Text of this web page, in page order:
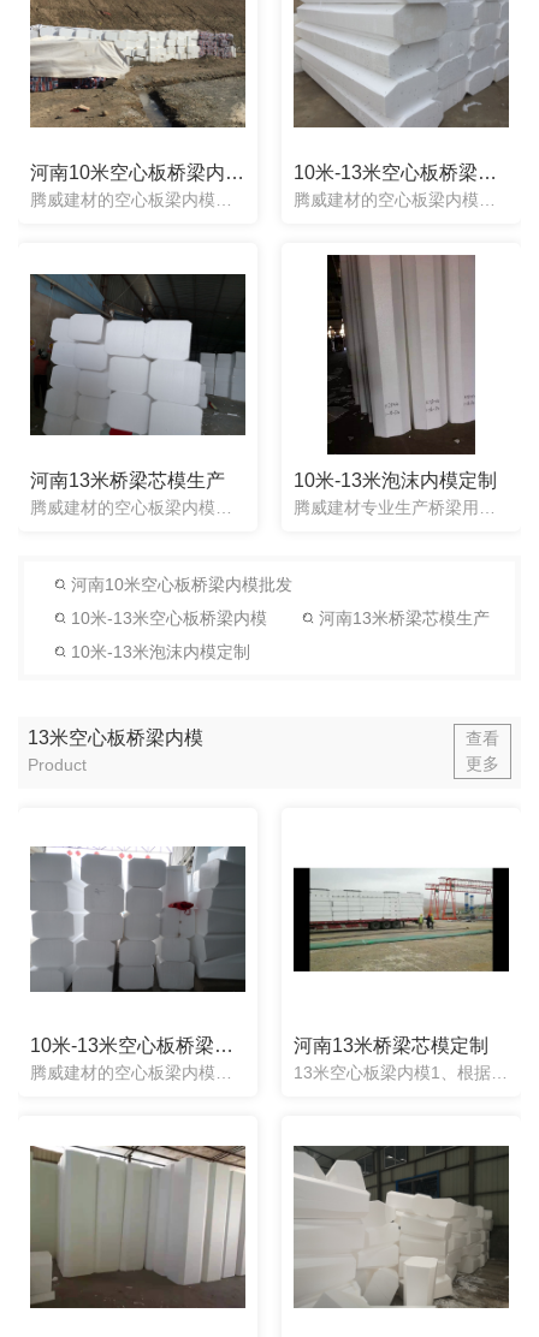
河南10米空心板桥梁内模批发 10米-13米空心板桥梁内模
河南13米桥梁芯模生产 10米-13米泡沫内模定制
河南10米空心板桥梁内模批发
10米-13米空心板桥梁内模
河南13米桥梁芯模生产
10米-13米泡沫内模定制
13米空心板桥梁内模
Product
查看
更多
10米-13米空心板桥梁内模厂家 河南13米桥梁芯模定制